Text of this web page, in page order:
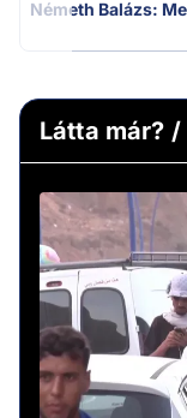
Németh Balázs:
Látta már?